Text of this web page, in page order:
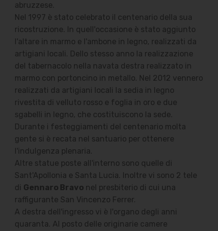
abruzzese.
Nel 1997 è stato celebrato il centenario della sua
ricostruzione. In quell'occasione è stato aggiunto
l'altare in marmo e l'ambone in legno, realizzati da
artigiani locali. Dello stesso anno la realizzazione
del tabernacolo nella navata destra realizzato in
marmo con portoncino in metallo. Nel 2012 vennero
realizzati da artigiani locali la sedia in legno
rivestita di velluto rosso e foglia in oro e due
sgabelli in legno, che costituiscono la sede.
Durante i festeggiamenti del centenario molta
gente si è recata nel santuario per ottenere
l'indulgenza plenaria.
Altre statue poste all'interno sono quelle di
Sant'Apollonia e Santa Lucia. Inoltre vi sono 2 tele
di Gennaro Bravo nel presbiterio di cui una
raffigurante San Vincenzo Ferrer.
A destra dell'ingresso vi è l'organo degli anni
quaranta. Al posto delle originarie camere